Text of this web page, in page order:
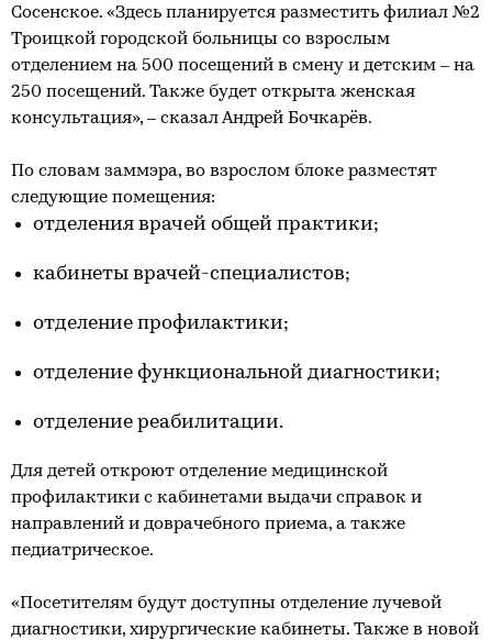
Сосенское. «Здесь планируется разместить филиал №2
Троицкой городской больницы со взрослым
отделением на 500 посещений в смену и детским – на
250 посещений. Также будет открыта женская
консультация», – сказал Андрей Бочкарёв.
По словам заммэра, во взрослом блоке разместят
следующие помещения:
отделения врачей общей практики;
кабинеты врачей-специалистов;
отделение профилактики;
отделение функциональной диагностики;
отделение реабилитации.
Для детей откроют отделение медицинской
профилактики с кабинетами выдачи справок и
направлений и доврачебного приема, а также
педиатрическое.
«Посетителям будут доступны отделение лучевой
диагностики, хирургические кабинеты. Также в новой